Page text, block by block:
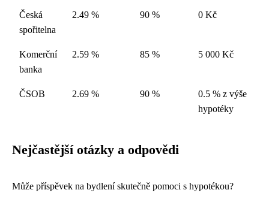
Česká
spořitelna
2.49 % 90 % 0 Kč
Komerční
banka
2.59 % 85 % 5 000 Kč
ČSOB 2.69 % 90 %
0.5 % z výše
hypotéky
Nejčastější otázky a odpovědi
Může příspěvek na bydlení skutečně pomoci s hypotékou?